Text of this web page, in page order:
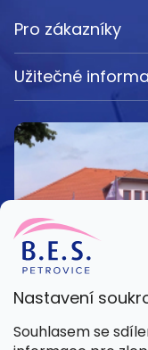
Nastavení
Souhlasem se
Pro zákazníky
Užitečné
Kamenná
Pondělí – Pátek 8:00 –